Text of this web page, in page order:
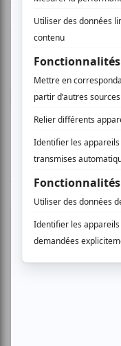
Vous devez
donner un
TOUTES LES